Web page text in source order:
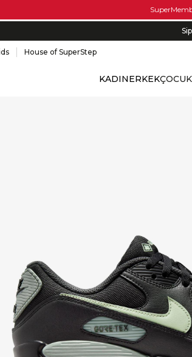
House of SuperStep
KADINERKEKÇOCUK